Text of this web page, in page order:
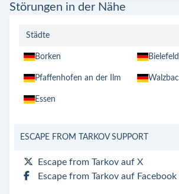
Störungen in der Nähe
Städte
Borken Bielefeld
Pfaffenhofen an der Ilm
Essen
ESCAPE FROM TARKOV SUPPORT
Escape from Tarkov auf X
Escape from Tarkov auf Facebook